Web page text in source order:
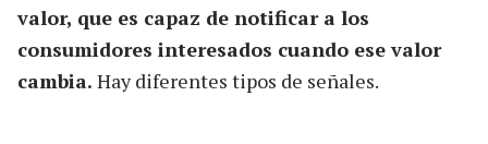
valor, que es capaz de notificar a los
consumidores interesados cuando ese valor
cambia. Hay diferentes tipos de señales.